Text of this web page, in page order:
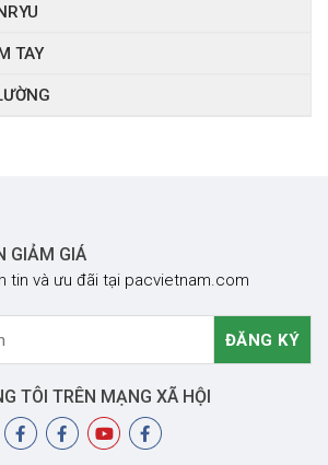
TAY
GIẢM GIÁ
tin và ưu đãi tại pacvietnam.com
TÔI TRÊN MẠNG XÃ HỘI